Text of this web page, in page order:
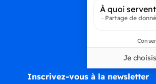
Inscrivez-vous à la newsletter